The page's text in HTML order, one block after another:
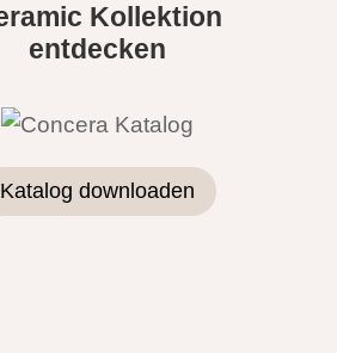
Kollektion
entdecken
Katalog downloaden